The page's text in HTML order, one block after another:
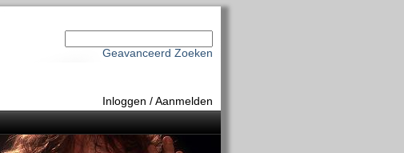
Geavanceerd Zoeken
Inloggen /Aanmelden